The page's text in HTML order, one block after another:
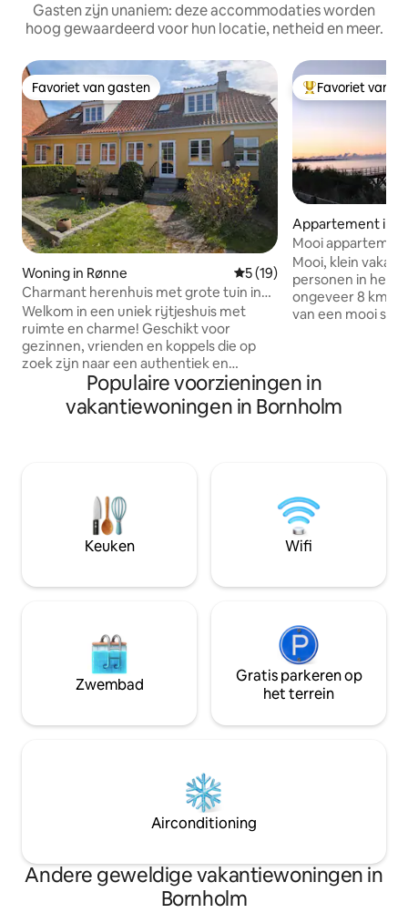
Gasten zijn unaniem: deze accommodaties worden
hoog gewaardeerd voor hun locatie, netheid en meer.
Favoriet van gasten
Favoriet van gasten
Woning in Rønne Gemiddelde beoordeling
5 (19)
Charmant herenhuis met grote tuin in
het hart van Rønne
Welkom in een uniek rijtjeshuis met
ruimte en charme! Geschikt voor
gezinnen, vrienden en koppels die op
zoek zijn naar een authentiek en
gezellig uitje op het klif-eiland! 🏠 Hier
krijg je 2 badkamers, 3 ruime
slaapkamers, enz. Beddengoed en
gelegen in de oude stad op loopafstand
van de veerboot, winkels en het
stadsleven. Slechts een mijl naar de
stand! 🏖️ Er is zowel een carport als
🚗
Topfavoriet van
Favoriet van
Appartement in
Mooi
in het prachtige
Mooi, klein
personen in het
ongeveer 8 km
van een mooi
dekbedden en
appartement,
beddengoed,
jezelf vrijstellen
uiterlijk bij
afgesproken.
Populaire voorzieningen in
vakantiewoningen in Bornholm
Keuken Wifi
Zwembad
Gratis parkeren op
het terrein
Airconditioning
Andere geweldige vakantiewoningen in
Bornholm